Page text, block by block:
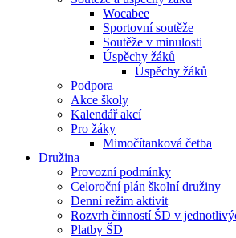
Wocabee
Sportovní soutěže
Soutěže v minulosti
Úspěchy žáků
Úspěchy žáků
Podpora
Akce školy
Kalendář akcí
Pro žáky
Mimočítanková četba
Družina
Provozní podmínky
Celoroční plán školní družiny
Denní režim aktivit
Rozvrh činností ŠD v
Platby ŠD